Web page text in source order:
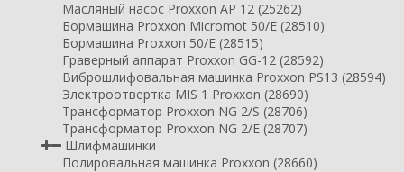
Масляный насос Proxxon AP 12 (25262)
Бормашина Proxxon Micromot 50/E (28510)
Бормашина Proxxon 50/E (28515)
Граверный аппарат Proxxon GG-12 (28592)
Виброшлифовальная машинка Proxxon PS13 (28594)
Электроотвертка MIS 1 Proxxon (28690)
Трансформатор Proxxon NG 2/S (28706)
Трансформатор Proxxon NG 2/E (28707)
Шлифмашинки
Полировальная машинка Proxxon (28660)